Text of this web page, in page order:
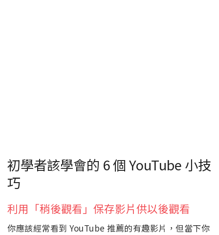
初學者該學會的 6 個 YouTube 小技
巧
利用「稍後觀看」保存影片供以後觀看
你應該經常看到 YouTube 推薦的有趣影片，但當下你